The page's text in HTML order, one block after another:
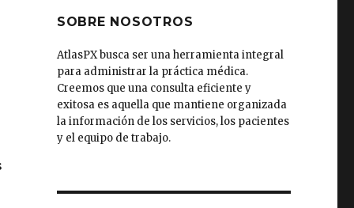
SOBRE NOSOTROS
AtlasPX busca ser una herramienta integral
para administrar la práctica médica.
Creemos que una consulta eficiente y
exitosa es aquella que mantiene organizada
la información de los servicios, los pacientes
y el equipo de trabajo.